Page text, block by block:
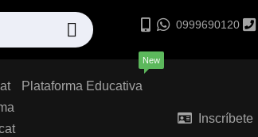
0999690120
Plataforma Educativa
New
Inscríbete